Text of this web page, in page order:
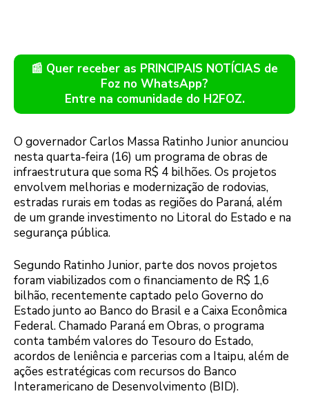
📰 Quer receber as PRINCIPAIS NOTÍCIAS de
Foz no WhatsApp?
Entre na comunidade do H2FOZ.
O governador Carlos Massa Ratinho Junior anunciou
nesta quarta-feira (16) um programa de obras de
infraestrutura que soma R$ 4 bilhões. Os projetos
envolvem melhorias e modernização de rodovias,
estradas rurais em todas as regiões do Paraná, além
de um grande investimento no Litoral do Estado e na
segurança pública.
Segundo Ratinho Junior, parte dos novos projetos
foram viabilizados com o financiamento de R$ 1,6
bilhão, recentemente captado pelo Governo do
Estado junto ao Banco do Brasil e a Caixa Econômica
Federal. Chamado Paraná em Obras, o programa
conta também valores do Tesouro do Estado,
acordos de leniência e parcerias com a Itaipu, além de
ações estratégicas com recursos do Banco
Interamericano de Desenvolvimento (BID).